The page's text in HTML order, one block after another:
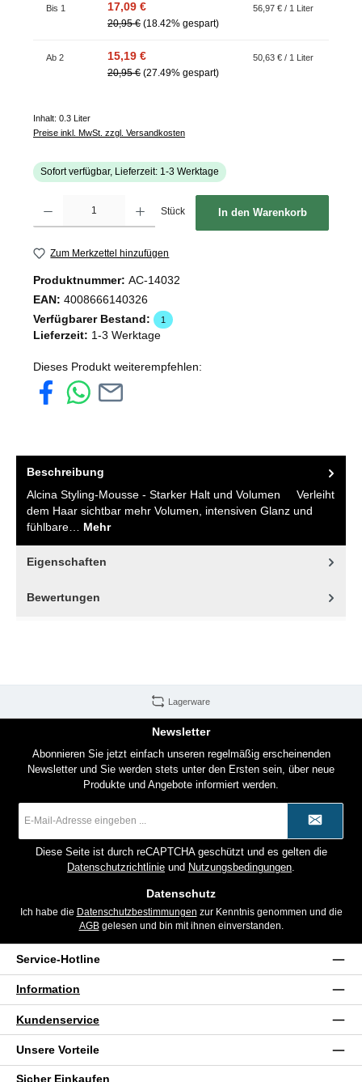
Bis 1 17,09 €
20,95 € (18.42% gespart)
56,97 € / 1 Liter
Ab 2 15,19 €
20,95 € (27.49% gespart)
50,63 € / 1 Liter
Inhalt: 0.3 Liter
Preise inkl. MwSt. zzgl. Versandkosten
Sofort verfügbar, Lieferzeit: 1-3 Werktage
Stück In den Warenkorb
Zum Merkzettel hinzufügen
Produktnummer: AC-14032
EAN: 4008666140326
Verfügbarer Bestand:
1
Lieferzeit: 1-3 Werktage
Dieses Produkt weiterempfehlen:
Beschreibung
Alcina Styling-Mousse - Starker Halt und Volumen Verleiht
dem Haar sichtbar mehr Volumen, intensiven Glanz und
fühlbare…
Mehr
Eigenschaften
Bewertungen
Lagerware
Newsletter
Abonnieren Sie jetzt einfach unseren regelmäßig erscheinenden
Newsletter und Sie werden stets unter den Ersten sein, über neue
Produkte und Angebote informiert werden.
Mail-
Diese Seite ist durch reCAPTCHA geschützt und es gelten die
Datenschutzrichtlinie und Nutzungsbedingungen
Datenschutz
Ich habe die Datenschutzbestimmungen
AGBgelesen und bin mit ihnen einverstanden.
Service-Hotline
Information
Kundenservice
Unsere Vorteile
Sicher Einkaufen